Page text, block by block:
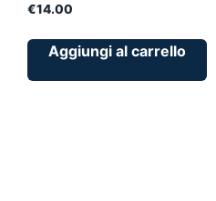
€14.00
Aggiungi al carrello